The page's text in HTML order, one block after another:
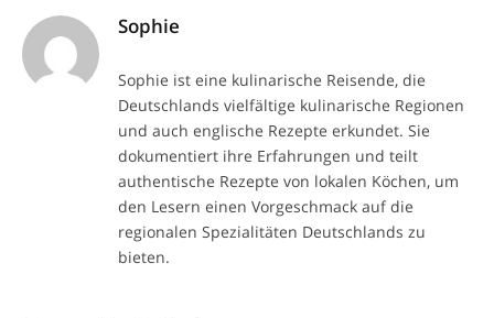
Sophie
Sophie ist eine kulinarische Reisende, die
Deutschlands vielfältige kulinarische Regionen
und auch englische Rezepte erkundet. Sie
dokumentiert ihre Erfahrungen und teilt
authentische Rezepte von lokalen Köchen, um
den Lesern einen Vorgeschmack auf die
regionalen Spezialitäten Deutschlands zu
bieten.